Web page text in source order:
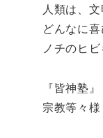
人類は、
どんなに
ノチのヒビ
『皆神塾
宗教等々